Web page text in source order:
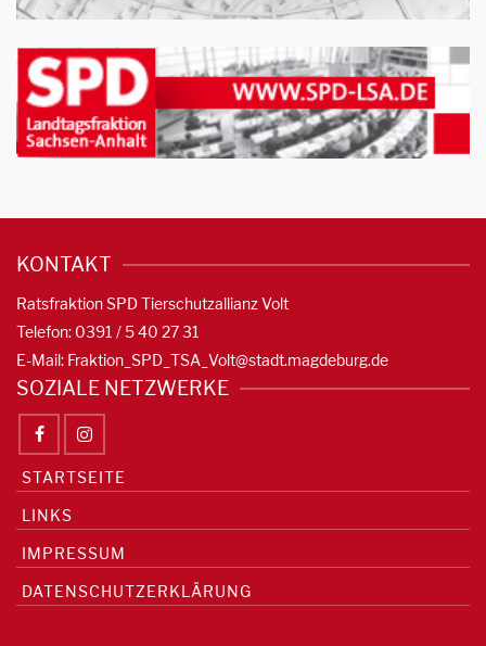
KONTAKT
Ratsfraktion SPD Tierschutzallianz Volt
Telefon: 0391 / 5 40 27 31
E-Mail: Fraktion_SPD_TSA_Volt@stadt.magdeburg.de
SOZIALE NETZWERKE
STARTSEITE
LINKS
IMPRESSUM
DATENSCHUTZERKLÄRUNG